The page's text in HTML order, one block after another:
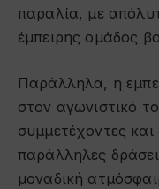
παραλία, με
έμπειρης ομάδος
Παράλληλα, η
στον αγωνιστικό
συμμετέχοντες
παράλληλες
μοναδική